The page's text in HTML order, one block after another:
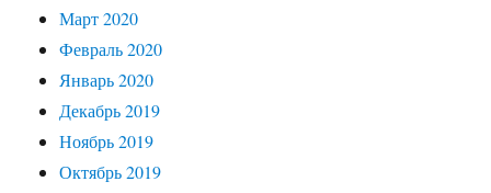
Март 2020
Февраль 2020
Январь 2020
Декабрь 2019
Ноябрь 2019
Октябрь 2019